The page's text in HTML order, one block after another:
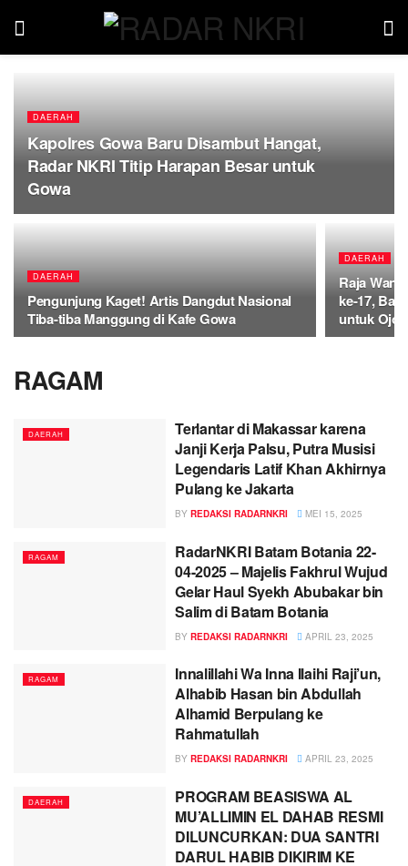
DAERAH
Kapolres Gowa Baru Disambut Hangat,
Radar NKRI Titip Harapan Besar untuk
Gowa
DAERAH
Pengunjung Kaget! Artis Dangdut Nasional
Tiba-tiba Manggung di Kafe Gowa
DAERAH
Raja
ke-17,
untuk Ojol
RAGAM
DAERAH
Terlantar di Makassar karena
Janji Kerja Palsu, Putra Musisi
Legendaris Latif Khan Akhirnya
Pulang ke Jakarta
BY REDAKSI RADARNKRI MEI 15, 2025
RAGAM
RadarNKRI Batam Botania 22-
04-2025 – Majelis Fakhrul Wujud
Gelar Haul Syekh Abubakar bin
Salim di Batam Botania
BY REDAKSI RADARNKRI APRIL 23, 2025
RAGAM
Innalillahi Wa Inna Ilaihi Raji’un,
Alhabib Hasan bin Abdullah
Alhamid Berpulang ke
Rahmatullah
BY REDAKSI RADARNKRI APRIL 23, 2025
DAERAH
PROGRAM BEASISWA AL
MU’ALLIMIN EL DAHAB RESMI
DILUNCURKAN: DUA SANTRI
DARUL HABIB DIKIRIM KE